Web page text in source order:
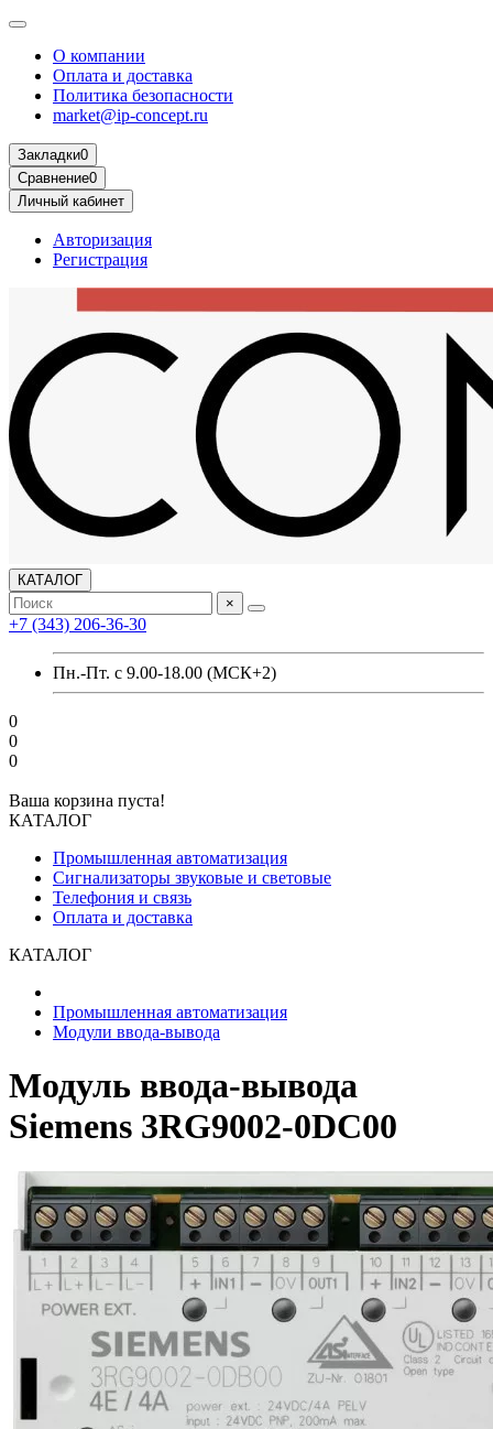
О компании
Оплата и доставка
Политика безопасности
market@ip-concept.ru
Закладки0
Сравнение0
Личный кабинет
Авторизация
Регистрация
КАТАЛОГ
×
+7 (343) 206-36-30
Пн.-Пт. с 9.00-18.00 (МСК+2)
0
0
0
Ваша корзина пуста!
КАТАЛОГ
Промышленная автоматизация
Сигнализаторы звуковые и световые
Телефония и связь
Оплата и доставка
КАТАЛОГ
Промышленная автоматизация
Модули ввода-вывода
Модуль ввода-вывода
Siemens 3RG9002-0DC00